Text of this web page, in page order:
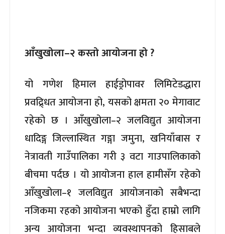
आँखुखोला–२ कस्तो आयोजना हो ?
यो गणेश हिमाल हाईड्रोपावर लिमिटेडद्धारा
प्रवद्र्धित आयोजना हो, यसको क्षमता २० मेगावाट
रहेको छ । आँखुखोला–२ जलविद्युत आयोजना
धादिङ्ग जिल्लास्थित गङ्गा जमुना, खनियाँबास र
नेत्रावती गाउँपालिका गरी ३ वटा गाउपालिकाको
बीचमा पर्दछ । यो आयोजना हाल हामीसँग रहेको
आँखुखोला–१ जलविद्युत आयोजनाको सबैभन्दा
नजिकमा रहको आयोजना भएको हुँदा हाम्रो लागि
अन्य आयोजना भन्दा व्यवस्थापनको हिसाबले